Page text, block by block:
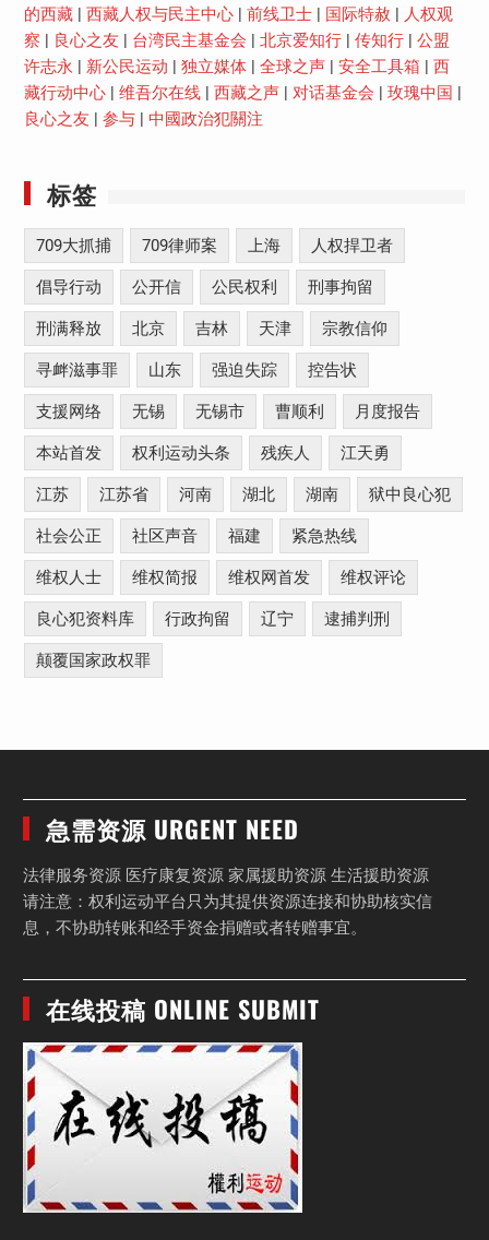
的西藏| 西藏人权与民主中心| 前线卫士| 国际特赦
人权观
察
良心之友 台湾民主基金会 北京爱知行| 传知行| 公盟
许志永
新公民运动 独立媒体| 全球之声| 安全工具箱
西
藏行动中心| 维吾尔在线| 西藏之声| 对话基金会 玫瑰中国
良心之友
参与| 中國政治犯關注
标签
709大抓捕 709律师案 上海 人权捍卫者
倡导行动 公开信 公民权利 刑事拘留
刑满释放 北京 吉林 天津 宗教信仰
寻衅滋事罪 山东 强迫失踪 控告状
支援网络 无锡 无锡市 曹顺利 月度报告
本站首发 权利运动头条 残疾人 江天勇
江苏 江苏省 河南 湖北 湖南 狱中良心犯
社会公正 社区声音 福建 紧急热线
维权人士 维权简报 维权网首发 维权评论
良心犯资料库 行政拘留 辽宁 逮捕判刑
颠覆国家政权罪
急需资源 URGENT NEED
法律服务资源 医疗康复资源 家属援助资源 生活援助资源
请注意：权利运动平台只为其提供资源连接和协助核实信
息，不协助转账和经手资金捐赠或者转赠事宜。
在线投稿 ONLINE SUBMIT